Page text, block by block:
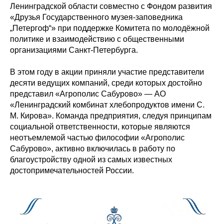
Ленинградской области совместно с Фондом развития
«Друзья Государственного музея-заповедника
„Петергоф“» при поддержке Комитета по молодёжной
политике и взаимодействию с общественными
организациями Санкт-Петербурга.
В этом году в акции приняли участие представители
десяти ведущих компаний, среди которых достойно
представил «Агрополис Сабурово» — АО
«Ленинградский комбинат хлебопродуктов имени С.
М. Кирова». Команда предприятия, следуя принципам
социальной ответственности, которые являются
неотъемлемой частью философии «Агрополис
Сабурово», активно включилась в работу по
благоустройству одной из самых известных
достопримечательностей России.